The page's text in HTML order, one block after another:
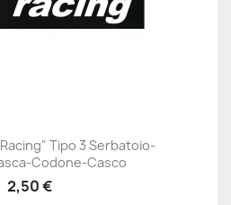
Tipo 3 Serbatoio-
Codone-Casco
2,50 €